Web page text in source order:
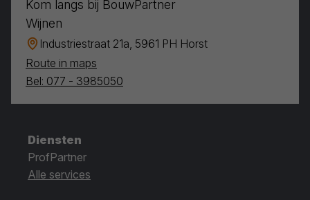
Kom langs bij BouwPartner
Wijnen
Industriestraat 21a, 5961 PH Horst
Route in maps
Bel: 077 - 3985050
Diensten
ProfPartner
Alle services